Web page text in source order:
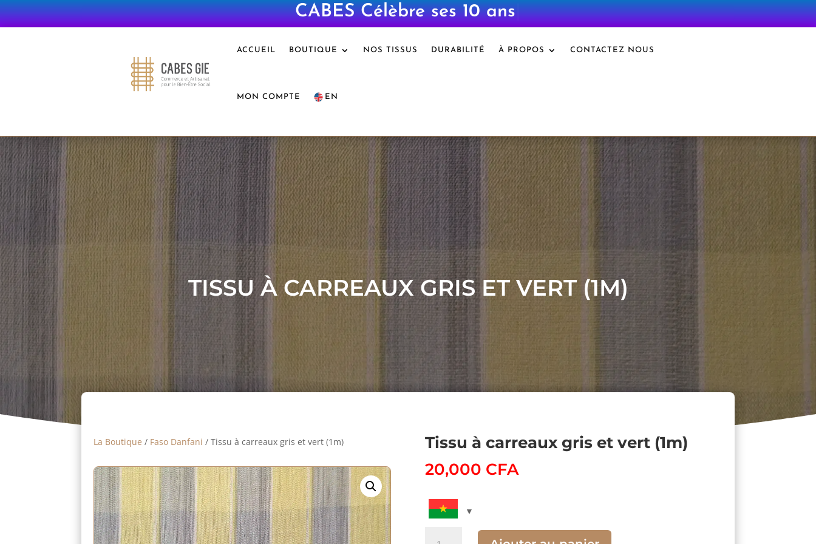
CABES Célèbre ses 10 ans|
ACCUEIL BOUTIQUE NOS TISSUS DURABILITÉ À PROPOS CONTACTEZ NOUS
MON COMPTE EN
TISSU À CARREAUX GRIS ET VERT (1M)
La Boutique / Faso Danfani / Tissu à carreaux gris et vert (1m)
Tissu à carreaux gris et vert (1m)
20,000 CFA